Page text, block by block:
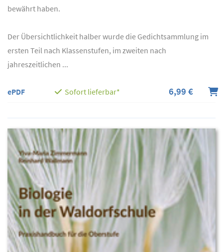
bewährt haben.
Der Übersichtlichkeit halber wurde die Gedichtsammlung im
ersten Teil nach Klassenstufen, im zweiten nach
jahreszeitlichen ...
ePDF Sofort lieferbar* 6,99 €